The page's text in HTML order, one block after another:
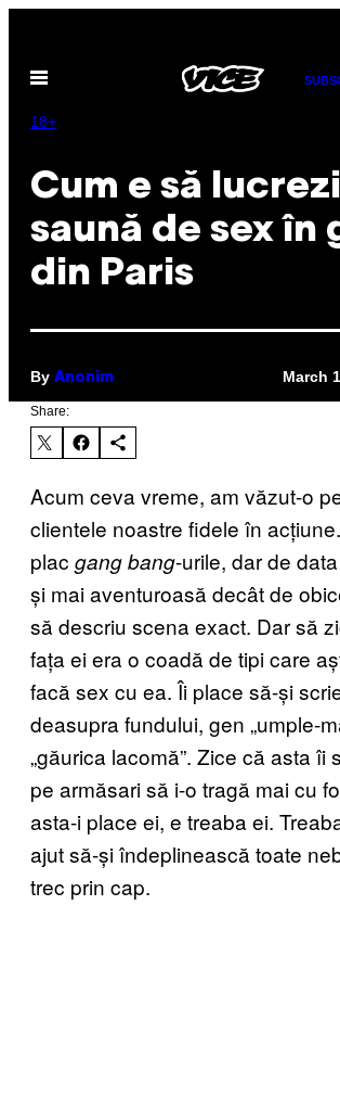
content
Open
18+
Cum e să
saună de sex în
din Paris
By Anonim March
Share:
Acum ceva vreme, am văzut-o
clientele noastre fidele în
plac gang bang-urile, dar de
și mai aventuroasă decât de
să descriu scena exact. Dar să
fața ei era o coadă de tipi care
facă sex cu ea. Îi place să-și
deasupra fundului, gen „umple-
„găurica lacomă”. Zice că asta îi
pe armăsari să i-o tragă mai cu
asta-i place ei, e treaba ei.
ajut să-și îndeplinească toate
trec prin cap.